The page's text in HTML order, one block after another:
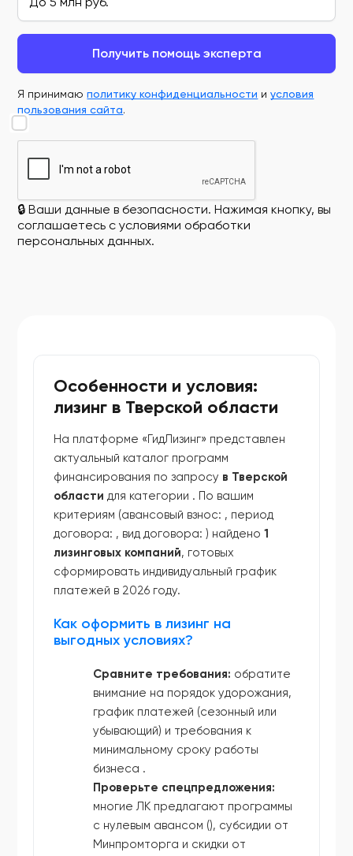
Получить помощь эксперта
Я принимаюполитику конфиденциальности иусловия
пользования сайта.
🔒 Ваши данные в безопасности. Нажимая кнопку, вы
соглашаетесь с условиями обработки
персональных данных.
Особенности и условия:
лизинг в Тверской области
На платформе «ГидЛизинг» представлен
актуальный каталог программ
финансирования по запросу в Тверской
области для категории . По вашим
критериям (авансовый взнос: , период
договора: , вид договора:) найдено1
лизинговых компаний, готовых
сформировать индивидуальный график
платежей в 2026 году.
Как оформить в лизинг на
выгодных условиях?
Сравните требования: обратите
внимание на порядок удорожания,
график платежей (сезонный или
убывающий) и требования к
минимальному сроку работы
бизнеса .
Проверьте спецпредложения:
многие ЛК предлагают программы
с нулевым авансом (), субсидии от
Минпромторга и скидки от